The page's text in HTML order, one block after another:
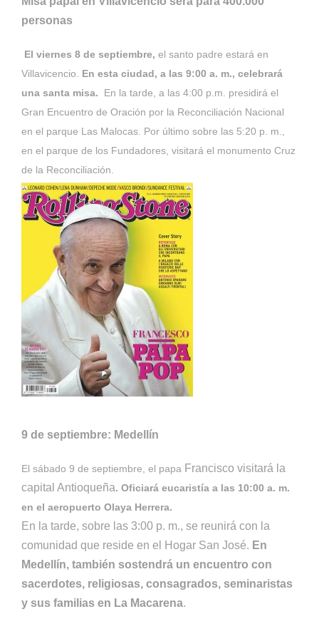
personas
El viernes 8 de septiembre, el santo padre estará en
Villavicencio. En esta ciudad, a las 9:00 a. m., celebrará
una santa misa. En la tarde, a las 4:00 p.m. presidirá el
Gran Encuentro de Oración por la Reconciliación Nacional
en el parque Las Malocas. Por último sobre las 5:20 p. m.,
en el parque de los Fundadores, visitará el monumento Cruz
de la Reconciliación.
9 de septiembre: Medellín
El sábado 9 de septiembre, el papa Francisco visitará la
capital Antioqueña. Oficiará eucaristía a las 10:00 a. m.
en el aeropuerto Olaya Herrera.
En la tarde, sobre las 3:00 p. m., se reunirá con la
comunidad que reside en el Hogar San José. En
Medellín, también sostendrá un encuentro con
sacerdotes, religiosas, consagrados, seminaristas
y sus familias en La Macarena.